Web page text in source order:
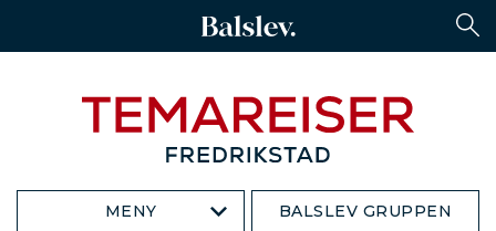
MENY BALSLEV GRUPPEN